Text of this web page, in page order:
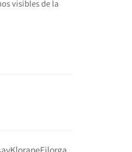
visibles de la